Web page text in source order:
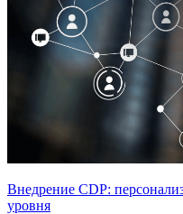
Внедрение CDP:
уровня